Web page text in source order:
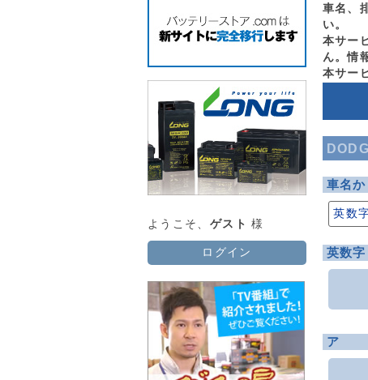
車名、
い。
本サー
ん。情
本サー
車名
英数
英数字
ア
ようこそ、 ゲスト 様
ログイン